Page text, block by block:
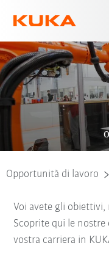
Opportunità di lavoro
Voi avete gli
Scoprite qui le
vostra carriera in